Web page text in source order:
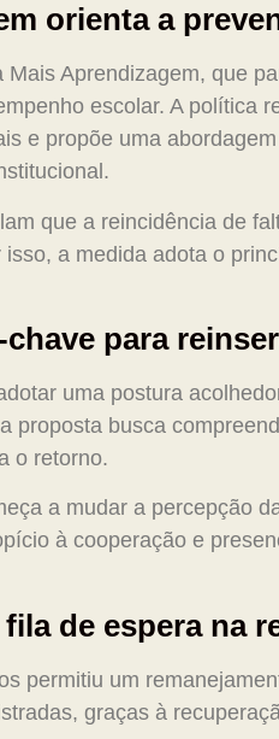
orienta a
Aprendizagem, que
escolar. A política
e propõe uma
que a reincidência de
a medida adota o
para
uma postura
proposta busca
o retorno.
a mudar a percepção
à cooperação e
de espera na
permitiu um
graças à